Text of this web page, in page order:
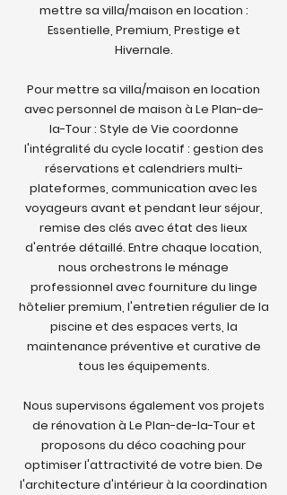
mettre sa villa/maison en location :
Essentielle, Premium, Prestige et
Hivernale.
Pour mettre sa villa/maison en location
avec personnel de maison à Le Plan-de-
la-Tour : Style de Vie coordonne
l'intégralité du cycle locatif : gestion des
réservations et calendriers multi-
plateformes, communication avec les
voyageurs avant et pendant leur séjour,
remise des clés avec état des lieux
d'entrée détaillé. Entre chaque location,
nous orchestrons le ménage
professionnel avec fourniture du linge
hôtelier premium, l'entretien régulier de la
piscine et des espaces verts, la
maintenance préventive et curative de
tous les équipements.
Nous supervisons également vos projets
de rénovation à Le Plan-de-la-Tour et
proposons du déco coaching pour
optimiser l'attractivité de votre bien. De
l'architecture d'intérieur à la coordination